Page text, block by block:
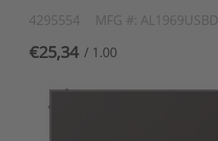
4295554 MFG #: AL1969USBD
€25,34 / 1.00